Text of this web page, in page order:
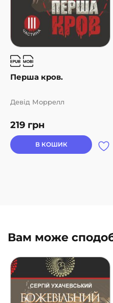
Перша кров.
219 грн
Девід Моррелл
В КОШИК
Вам може